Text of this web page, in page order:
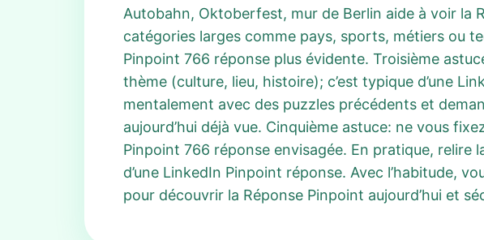
Autobahn, Oktoberfest, mur de Berlin aide à voir la
catégories larges comme pays, sports, métiers ou
Pinpoint 766 réponse plus évidente. Troisième
thème (culture, lieu, histoire); c’est typique d’une
mentalement avec des puzzles précédents et
aujourd’hui déjà vue. Cinquième astuce: ne vous
Pinpoint 766 réponse envisagée. En pratique,
d’une LinkedIn Pinpoint réponse. Avec l’habitude,
pour découvrir la Réponse Pinpoint aujourd’hui et